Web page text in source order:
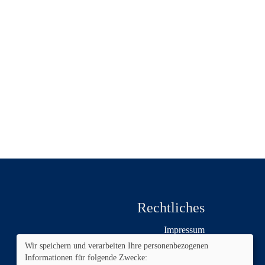
Rechtliches
Impressum
AGB
Wir speichern und verarbeiten Ihre personenbezogenen
Informationen für folgende Zwecke: